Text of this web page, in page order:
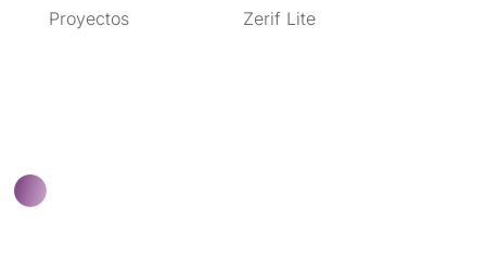
Proyectos
Zerif Lite